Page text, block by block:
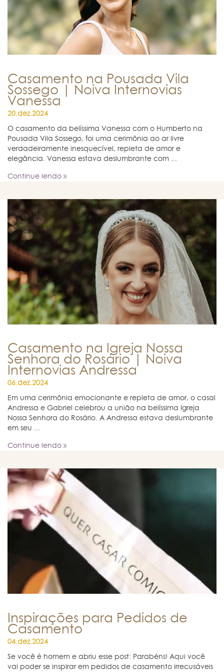
Casamento na Pousada Vila
Sossego | Noiva Internovias
Vanessa
20.dez.2024
O casamento da belíssima Vanessa com o Humberto na
Pousada Vila Sossego, foi uma cerimônia ao ar livre
verdadeiramente inesquecível, repleta de amor e
elegância. Vanessa estava deslumbrante com ...
Continue lendo »
Casamento na Igreja Nossa
Senhora do Rosário | Noiva
Internovias Andressa
06.dez.2024
Em uma cerimônia emocionante e repleta de amor, o casal
Andressa e Gabriel celebrou a união na belíssima Igreja
Nossa Senhora do Rosário. A Andressa estava deslumbrante
em seu ...
Continue lendo »
Inspirações para Pedidos de
Casamento
04.dez.2024
Se você é homem e abriu esse post: Parabéns! Aqui você
vai poder se inspirar em pedidos de casamento irrecusáveis